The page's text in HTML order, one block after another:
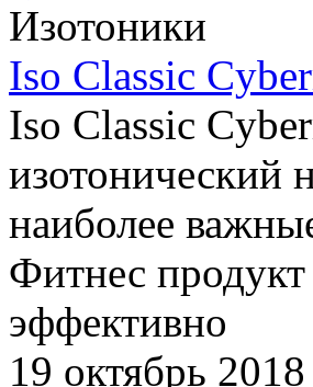
Изотоники
Iso Classic
Iso Classic
изотонический
наиболее
Фитнес
эффективно
19 октябрь 2018